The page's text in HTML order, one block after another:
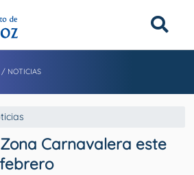
/ NOTICIAS
Carnavalera este